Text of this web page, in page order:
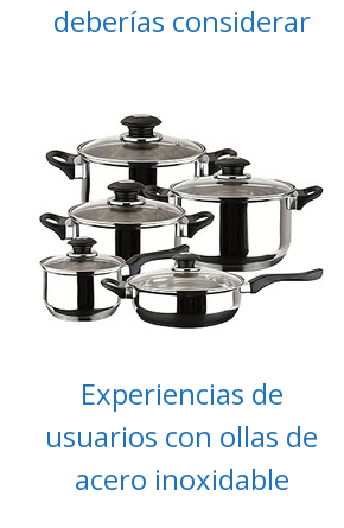
deberías considerar
Experiencias de
usuarios con ollas de
acero inoxidable